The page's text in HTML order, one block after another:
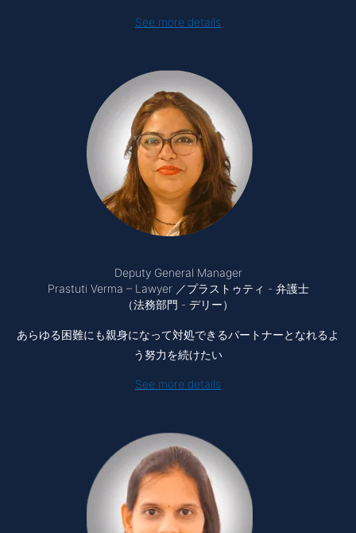
See more details
Deputy General Manager
Prastuti Verma – Lawyer ／プラストゥティ - 弁護士
（法務部門 - デリー）
あらゆる困難にも親身になって対処できるパートナーとなれるよ
う努力を続けたい
See more details